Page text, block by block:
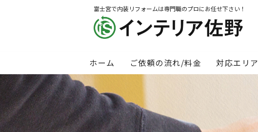
富士宮で内装リフォームは専門職のプロにお任せ下さい！
ホーム ご依頼の流れ/料金 対応エリア